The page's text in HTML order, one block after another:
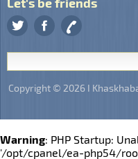
Copyright © 2026 I
Warning: PHP Startup:
'/opt/cpanel/ea-php54/